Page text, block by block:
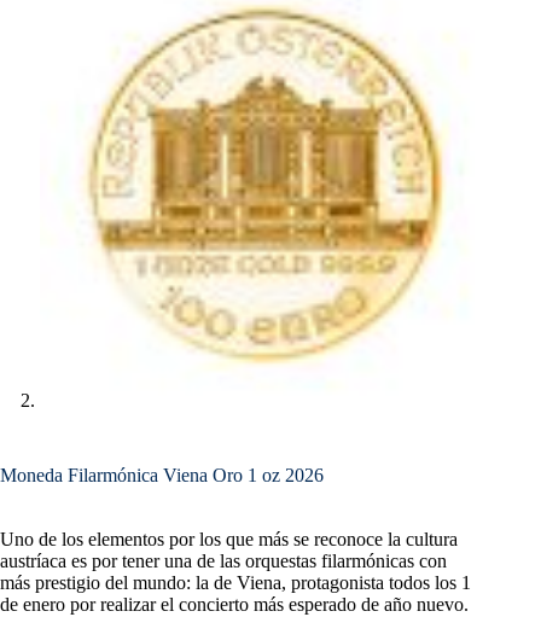
Moneda Filarmónica Viena Oro 1 oz 2026
Uno de los elementos por los que más se reconoce la cultura
austríaca es por tener una de las orquestas filarmónicas con
más prestigio del mundo: la de Viena, protagonista todos los 1
de enero por realizar el concierto más esperado de año nuevo.